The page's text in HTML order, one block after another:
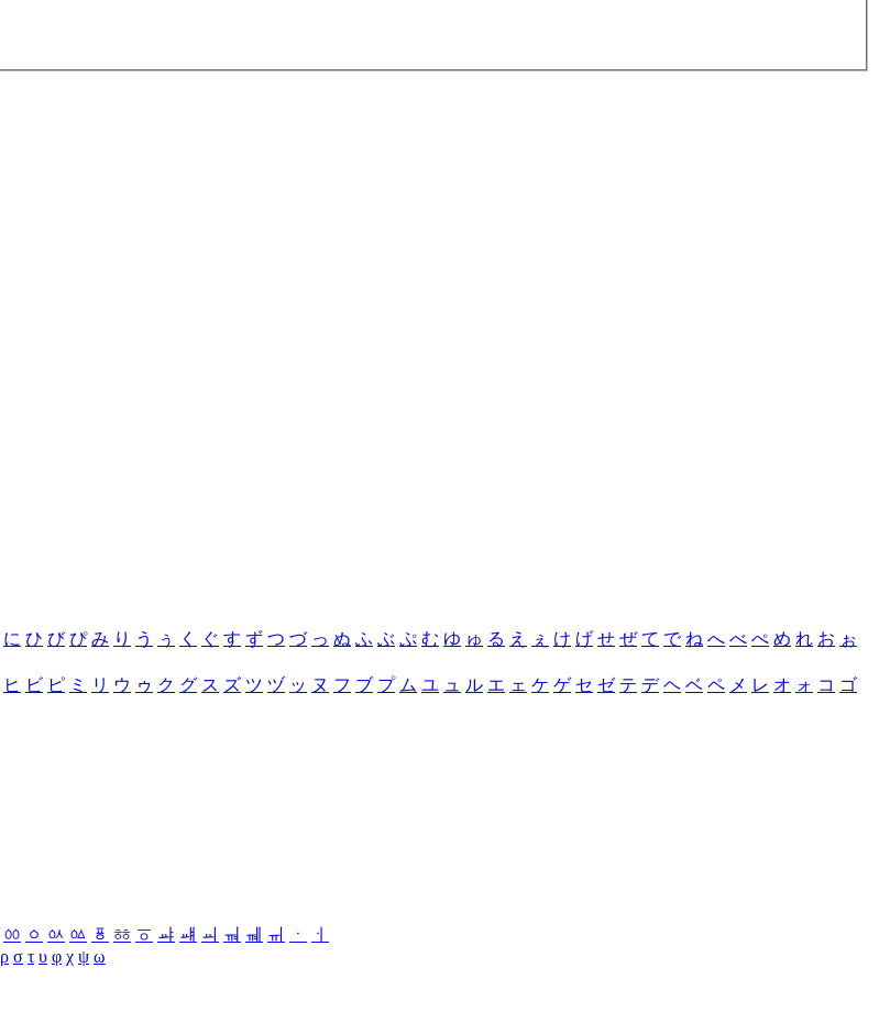
に ひ び ぴ み り う ぅ く ぐ す ず つ づ っ ぬ ふ ぶ ぷ む ゆ ゅ る え ぇ け げ せ ぜ て で ね へ べ ぺ め れ お ぉ
ヒ ビ ピ ミ リ ウ ゥ ク グ ス ズ ツ ヅ ッ ヌ フ ブ プ ム ユ ュ ル エ ェ ケ ゲ セ ゼ テ デ ヘ ベ ペ メ レ オ ォ コ ゴ
ㆀ ㆁ ㆂ ㆃ ㆄ ㆅ ㆆ ㆇ ㆈ ㆉ ㆊ ㆋ ㆌ ㆍ
ㆎ
ρ σ τ υ φ χ ψ ω